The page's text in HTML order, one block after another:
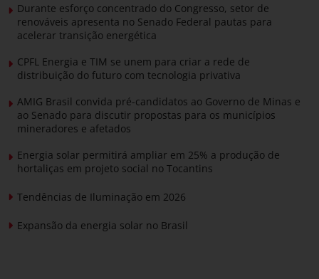
Durante esforço concentrado do Congresso, setor de
renováveis apresenta no Senado Federal pautas para
acelerar transição energética
CPFL Energia e TIM se unem para criar a rede de
distribuição do futuro com tecnologia privativa
AMIG Brasil convida pré-candidatos ao Governo de Minas e
ao Senado para discutir propostas para os municípios
mineradores e afetados
Energia solar permitirá ampliar em 25% a produção de
hortaliças em projeto social no Tocantins
Tendências de Iluminação em 2026
Expansão da energia solar no Brasil